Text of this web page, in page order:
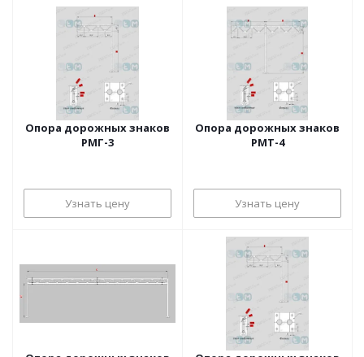
Опора дорожных знаков
РМГ-3
Узнать цену
Опора дорожных знаков
РМТ-4
Узнать цену